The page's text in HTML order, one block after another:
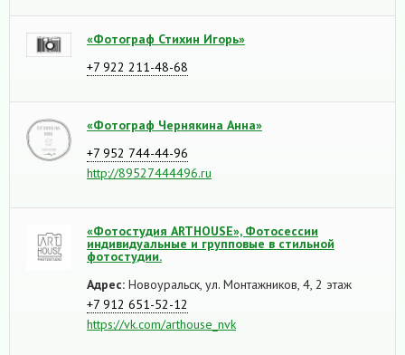
«Фотограф Стихин Игорь»
+7 922 211-48-68
«Фотограф Чернякина Анна»
+7 952 744-44-96
http://89527444496.ru
«Фотостудия ARTHOUSE», Фотосессии
индивидуальные и групповые в стильной
фотостудии.
Адрес: Новоуральск, ул. Монтажников, 4, 2 этаж
+7 912 651-52-12
https://vk.com/arthouse_nvk